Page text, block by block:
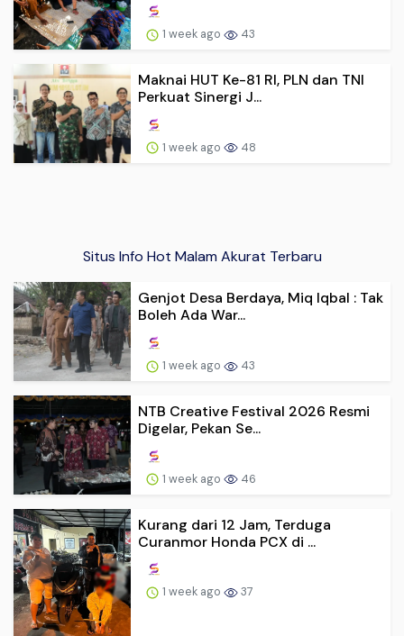
1 week ago 43
Maknai HUT Ke-81 RI, PLN dan TNI
Perkuat Sinergi J...
1 week ago 48
Situs Info Hot Malam Akurat Terbaru
Genjot Desa Berdaya, Miq Iqbal : Tak
Boleh Ada War...
1 week ago 43
NTB Creative Festival 2026 Resmi
Digelar, Pekan Se...
1 week ago 46
Kurang dari 12 Jam, Terduga
Curanmor Honda PCX di ...
1 week ago 37